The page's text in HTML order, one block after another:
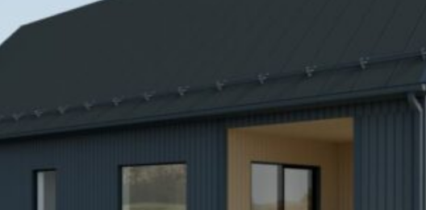
UUSI UNELMISTA
TALOKIRJA ON